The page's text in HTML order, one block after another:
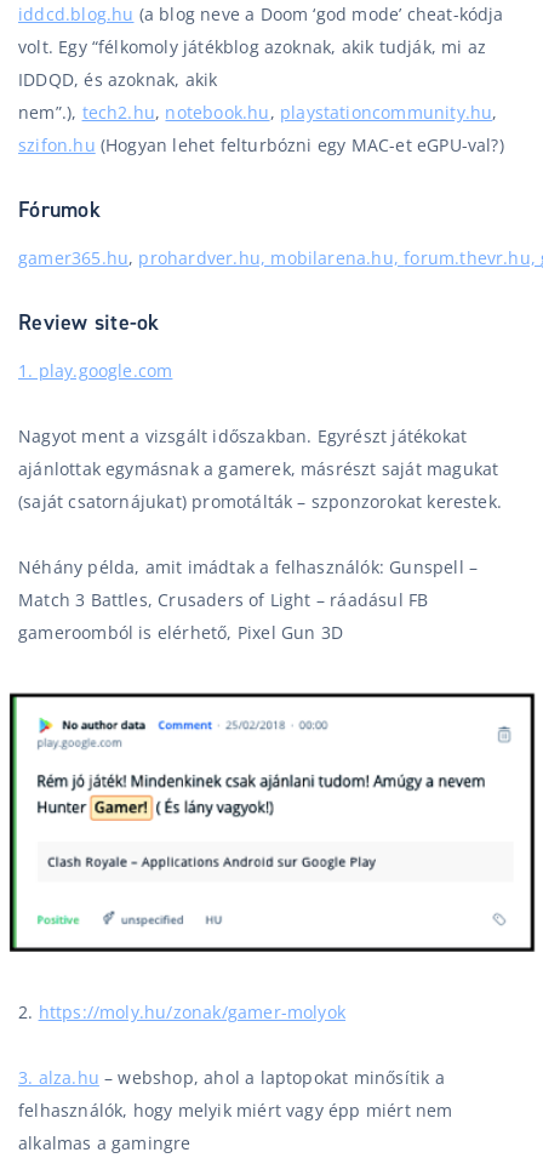
iddcd.blog.hu (a blog neve a Doom ‘god mode’ cheat-kódja
volt. Egy “félkomoly játékblog azoknak, akik tudják, mi az
IDDQD, és azoknak, akik
nem”.), tech2.hu, notebook.hu, playstationcommunity.hu,
szifon.hu (Hogyan lehet felturbózni egy MAC-et eGPU-val?)
Fórumok
gamer365.hu, prohardver.hu, mobilarena.hu,forum.thevr.hu,
Review site-ok
1. play.google.com
Nagyot ment a vizsgált időszakban. Egyrészt játékokat
ajánlottak egymásnak a gamerek, másrészt saját magukat
(saját csatornájukat) promotálták – szponzorokat kerestek.
Néhány példa, amit imádtak a felhasználók: Gunspell –
Match 3 Battles, Crusaders of Light – ráadásul FB
gameroomból is elérhető, Pixel Gun 3D
2. https://moly.hu/zonak/gamer-molyok
3. alza.hu – webshop, ahol a laptopokat minősítik a
felhasználók, hogy melyik miért vagy épp miért nem
alkalmas a gamingre